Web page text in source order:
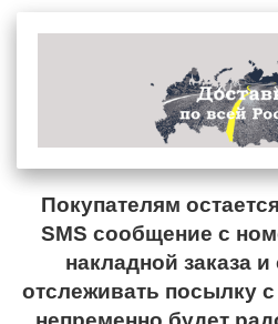
Покупателям
SMS сообщение с
накладной заказа
отслеживать посылку